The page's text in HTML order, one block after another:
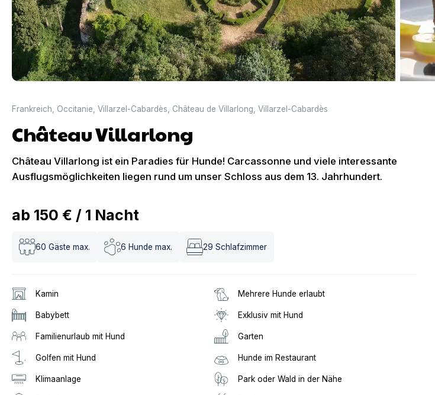
Frankreich Occitanie Villarzel-Cabardès Château de Villarlong Villarzel-Cabardès
Château Villarlong
Château Villarlong ist ein Paradies für Hunde! Carcassonne und viele interessante
Ausflugsmöglichkeiten liegen rund um unser Schloss aus dem 13. Jahrhundert.
ab 150 € / 1 Nacht
60 Gäste max. 6 Hunde max. 29 Schlafzimmer
Kamin Mehrere Hunde erlaubt
Babybett Exklusiv mit Hund
Familienurlaub mit Hund Garten
Golfen mit Hund Hunde im Restaurant
Klimaanlage Park oder Wald in der Nähe